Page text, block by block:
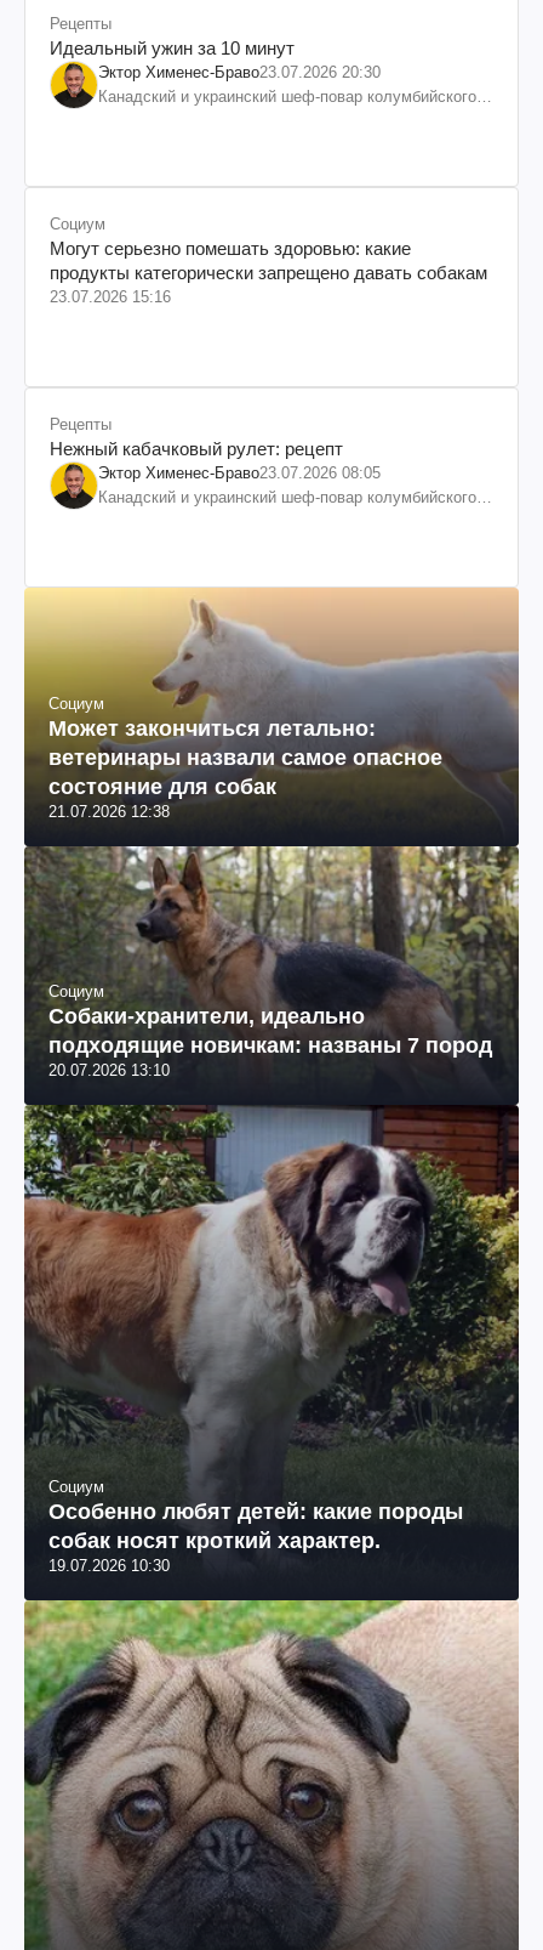
Рецепты
Идеальный ужин за 10 минут
Эктор Хименес-Браво23.07.2026 20:30
Канадский и украинский шеф-повар колумбийского
Социум
Могут серьезно помешать здоровью: какие
продукты категорически запрещено давать собакам
23.07.2026 15:16
Рецепты
Нежный кабачковый рулет: рецепт
Эктор Хименес-Браво23.07.2026 08:05
Канадский и украинский шеф-повар колумбийского
Социум
Может закончиться летально:
ветеринары назвали самое опасное
состояние для собак
21.07.2026 12:38
Социум
Собаки-хранители, идеально
подходящие новичкам: названы 7 пород
20.07.2026 13:10
Социум
Особенно любят детей: какие породы
собак носят кроткий характер.
19.07.2026 10:30